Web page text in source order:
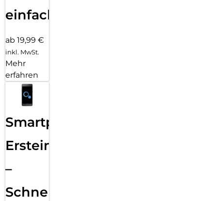
einfach
ab 19,99 €
inkl. MwSt.
Mehr
erfahren
Smartphone
Ersteinrichtung
–
Schnelle